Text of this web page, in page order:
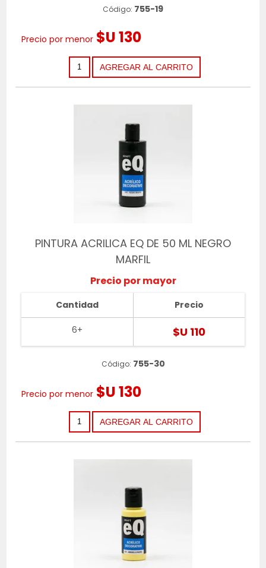
Código: 755-19
Precio por menor $U 130
PINTURA ACRILICA EQ DE 50 ML NEGRO
MARFIL
Precio por mayor
Cantidad
6+
Precio
$U 110
Código: 755-30
Precio por menor $U 130